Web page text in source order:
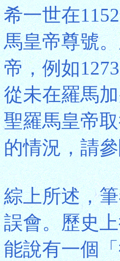
希一世在
馬皇帝尊號
帝，例如
從未在羅馬
聖羅馬皇帝
的情況，請
綜上所述，
誤會。歷史
能說有一個